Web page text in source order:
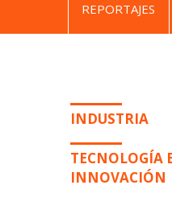
REPORTAJES
INDUSTRIA
TECNOLOGÍA
INNOVACIÓN